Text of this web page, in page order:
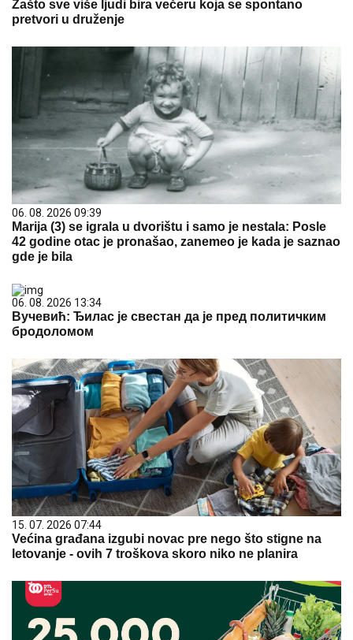
Zašto sve više ljudi bira večeru koja se spontano
pretvori u druženje
06. 08. 2026 09:39
Marija (3) se igrala u dvorištu i samo je nestala: Posle
42 godine otac je pronašao, zanemeo je kada je saznao
gde je bila
06. 08. 2026 13:34
Вучевић: Ђилас је свестан да је пред политичким
бродоломом
15. 07. 2026 07:44
Većina građana izgubi novac pre nego što stigne na
letovanje - ovih 7 troškova skoro niko ne planira